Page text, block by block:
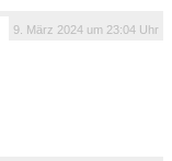
9. März 2024 um 23:04 Uhr